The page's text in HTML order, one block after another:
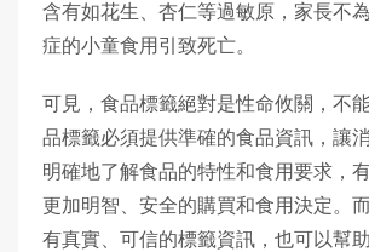
含有如花生、杏仁等過敏原，家長不
症的小童食用引致死亡。
可見，食品標籤絕對是性命攸關，不
品標籤必須提供準確的食品資訊，讓
明確地了解食品的特性和食用要求，
更加明智、安全的購買和食用決定。
有真實、可信的標籤資訊，也可以幫